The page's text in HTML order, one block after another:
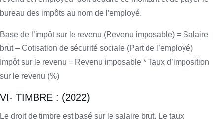
bureau des impôts au nom de l’employé.
Base de l’impôt sur le revenu (Revenu imposable) = Salaire
brut – Cotisation de sécurité sociale (Part de l’employé)
Impôt sur le revenu = Revenu imposable * Taux d’imposition
sur le revenu (%)
VI- TIMBRE : (2022)
Le droit de timbre est basé sur le salaire brut. Le taux